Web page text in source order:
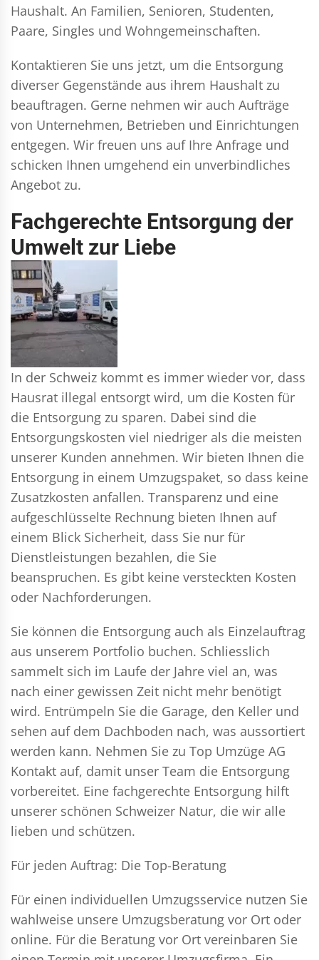
Haushalt. An Familien, Senioren, Studenten,
Paare, Singles und Wohngemeinschaften.
Kontaktieren Sie uns jetzt, um die Entsorgung
diverser Gegenstände aus ihrem Haushalt zu
beauftragen. Gerne nehmen wir auch Aufträge
von Unternehmen, Betrieben und Einrichtungen
entgegen. Wir freuen uns auf Ihre Anfrage und
schicken Ihnen umgehend ein unverbindliches
Angebot zu.
Fachgerechte Entsorgung der
Umwelt zur Liebe
In der Schweiz kommt es immer wieder vor, dass
Hausrat illegal entsorgt wird, um die Kosten für
die Entsorgung zu sparen. Dabei sind die
Entsorgungskosten viel niedriger als die meisten
unserer Kunden annehmen. Wir bieten Ihnen die
Entsorgung in einem Umzugspaket, so dass keine
Zusatzkosten anfallen. Transparenz und eine
aufgeschlüsselte Rechnung bieten Ihnen auf
einem Blick Sicherheit, dass Sie nur für
Dienstleistungen bezahlen, die Sie
beanspruchen. Es gibt keine versteckten Kosten
oder Nachforderungen.
Sie können die Entsorgung auch als Einzelauftrag
aus unserem Portfolio buchen. Schliesslich
sammelt sich im Laufe der Jahre viel an, was
nach einer gewissen Zeit nicht mehr benötigt
wird. Entrümpeln Sie die Garage, den Keller und
sehen auf dem Dachboden nach, was aussortiert
werden kann. Nehmen Sie zu Top Umzüge AG
Kontakt auf, damit unser Team die Entsorgung
vorbereitet. Eine fachgerechte Entsorgung hilft
unserer schönen Schweizer Natur, die wir alle
lieben und schützen.
Für jeden Auftrag: Die Top-Beratung
Für einen individuellen Umzugsservice nutzen Sie
wahlweise unsere Umzugsberatung vor Ort oder
online. Für die Beratung vor Ort vereinbaren Sie